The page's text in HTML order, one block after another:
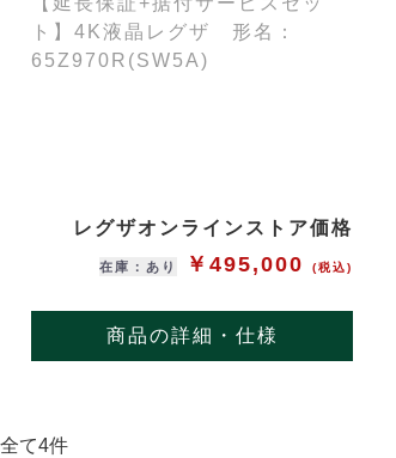
ト】4K液晶レグザ 形名：
65Z970R(SW5A)
レグザオンラインストア価格
在庫：あり ￥495,000(税込)
商品の詳細・仕様
全て4件